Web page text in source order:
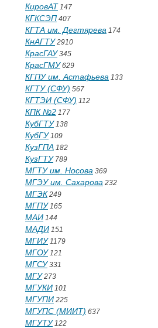
КировАТ 147
КГКСЭП 407
КГТА им. Дегтярева 174
КнАГТУ2910
КрасГАУ345
КрасГМУ629
КГПУ им. Астафьева 133
КГТУ (СФУ) 567
КГТЭИ (СФУ) 112
КПК №2 177
КубГТУ138
КубГУ109
КузГПА 182
КузГТУ789
МГТУ им. Носова 369
МГЭУ им. Сахарова 232
МГЭК 249
МГПУ165
МАИ 144
МАДИ 151
МГИУ1179
МГОУ121
МГСУ331
МГУ273
МГУКИ 101
МГУПИ 225
МГУПС (МИИТ) 637
МГУТУ122